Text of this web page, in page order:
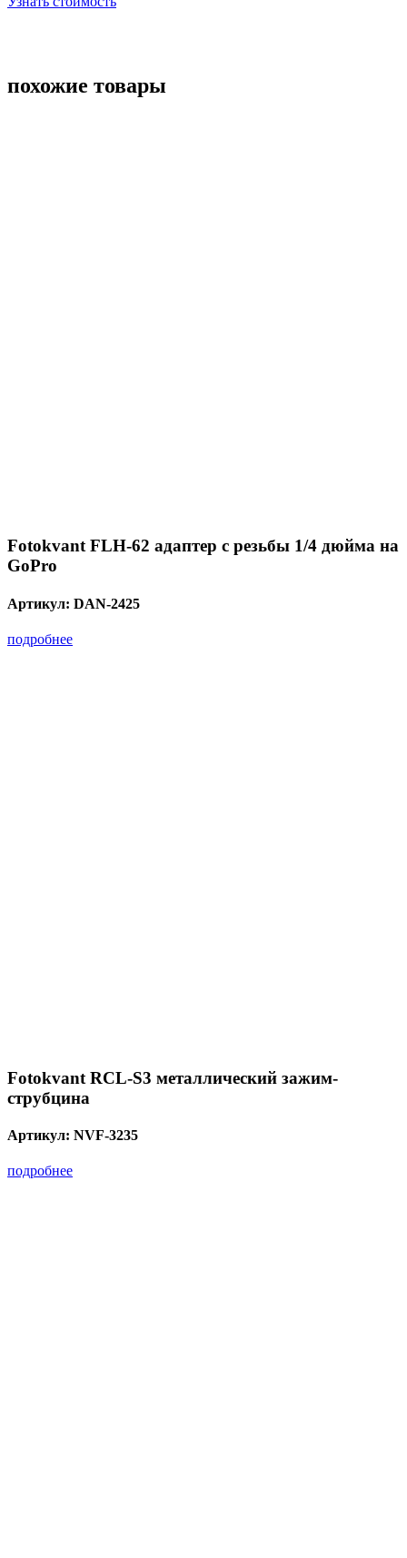
похожие товары
Fotokvant FLH-62 адаптер с резьбы 1/4 дюйма на
GoPro
Артикул: DAN-2425
подробнее
Fotokvant RCL-S3 металлический зажим-
струбцина
Артикул: NVF-3235
подробнее